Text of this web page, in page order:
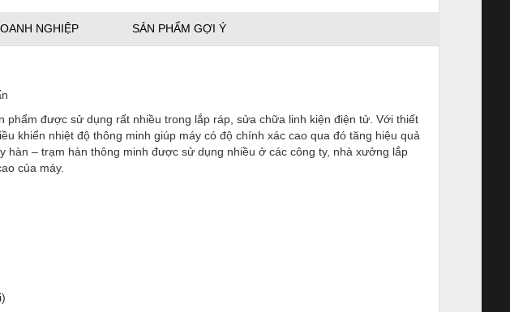
NGHIỆP SẢN PHẨM GỢI Ý
phẩm được sử dụng rất nhiều trong lắp ráp, sửa chữa linh kiện điện tử. Với thiết
khiển nhiệt độ thông minh giúp máy có độ chính xác cao qua đó tăng hiệu quả
hàn – trạm hàn thông minh được sử dụng nhiều ở các công ty, nhà xưởng lắp
của máy.